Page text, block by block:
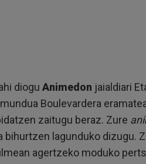
diogu Animedon jaialdiari
Boulevardera
zaitugu beraz. Zure
bihurtzen lagunduko dizugu.
agertzeko moduko